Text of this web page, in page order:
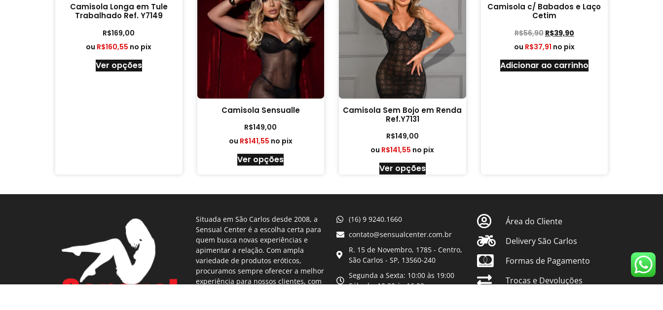
Camisola Longa em Tule
Trabalhado Ref. Y7149
R$169,00
ou R$160,55 no pix
Ver opções
Camisola Sensualle
R$149,00
ou R$141,55 no pix
Ver opções
Camisola Sem Bojo em Renda
Ref.Y7131
R$149,00
ou R$141,55 no pix
Ver opções
Camisola c/ Babados e Laço
Cetim
R$56,90 R$39,90
ou R$37,91 no pix
Adicionar ao carrinho
Situada em São Carlos desde 2008, a
Sensual Center é a escolha certa para
quem busca novas experiências e
apimentar a relação. Com ampla
variedade de produtos eróticos,
procuramos sempre oferecer a melhor
experiência para nossos clientes, com
(16) 9 9240.1660
contato@sensualcenter.com.br
R. 15 de Novembro, 1785 - Centro,
São Carlos - SP, 13560-240
Segunda a Sexta: 10:00 às 19:00
Sábado: 10:00 às 16:00
Área do Cliente
Delivery São Carlos
Formas de Pagamento
Trocas e Devoluções